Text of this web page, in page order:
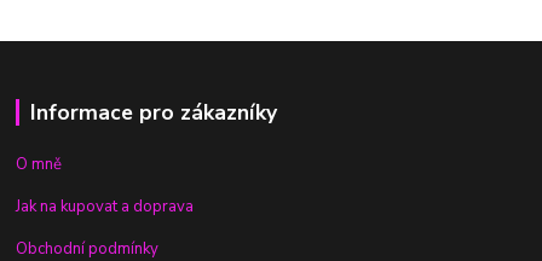
Informace pro zákazníky
O mně
Jak na kupovat a doprava
Obchodní podmínky